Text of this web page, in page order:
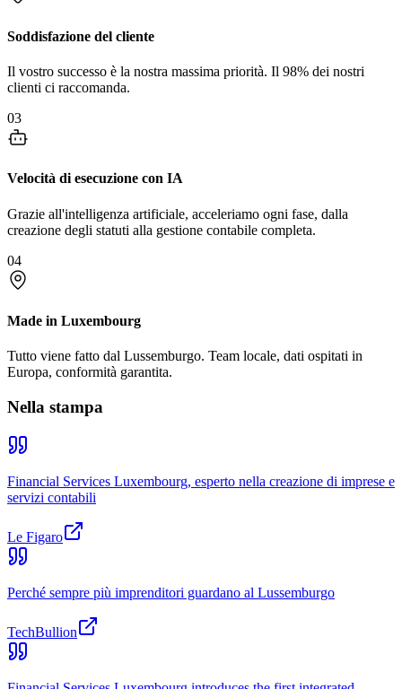
Soddisfazione del cliente
Il vostro successo è la nostra massima priorità. Il 98% dei nostri
clienti ci raccomanda.
03
Velocità di esecuzione con IA
Grazie all'intelligenza artificiale, acceleriamo ogni fase, dalla
creazione degli statuti alla gestione contabile completa.
04
Made in Luxembourg
Tutto viene fatto dal Lussemburgo. Team locale, dati ospitati in
Europa, conformità garantita.
Nella stampa
Financial Services Luxembourg, esperto nella creazione di imprese e
servizi contabili
Le Figaro
Perché sempre più imprenditori guardano al Lussemburgo
TechBullion